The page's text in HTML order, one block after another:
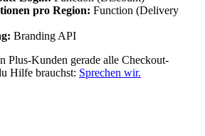
pro Region: Function (Delivery
Branding API
Plus-Kunden gerade alle Checkout-
Hilfe brauchst: Sprechen wir.